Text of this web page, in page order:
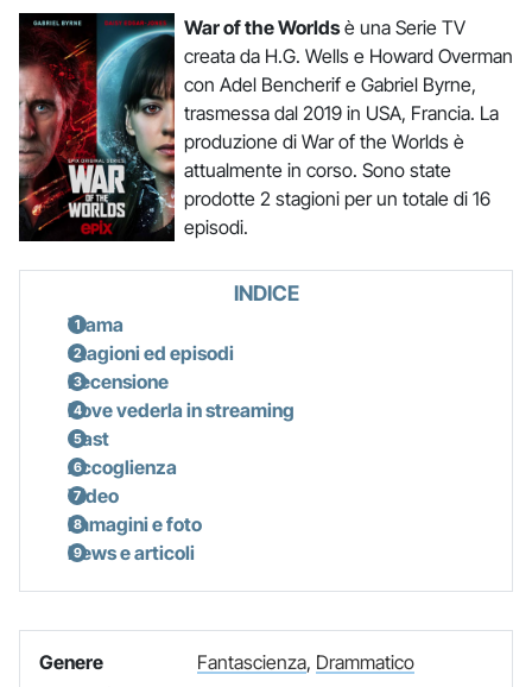
War of the Worldsè una Serie TV
creata da H.G. Wells e Howard Overman
con Adel Bencherif e Gabriel Byrne,
trasmessa dal 2019 in USA, Francia. La
produzione di War of the Worlds è
attualmente in corso. Sono state
prodotte 2 stagioni per un totale di 16
episodi.
INDICE
Trama
Stagioni ed episodi
Recensione
Dove vederla in streaming
Cast
Accoglienza
Video
Immagini e foto
News e articoli
Genere Fantascienza, Drammatico